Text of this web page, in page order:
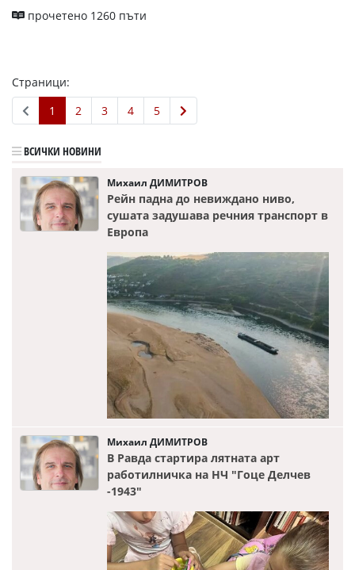
прочетено 1260 пъти
Страници:
1
2 3 4 5
ВСИЧКИ НОВИНИ
Михаил ДИМИТРОВ
Рейн падна до невиждано ниво,
сушата задушава речния транспорт в
Европа
Михаил ДИМИТРОВ
В Равда стартира лятната арт
работилничка на НЧ "Гоце Делчев
-1943"